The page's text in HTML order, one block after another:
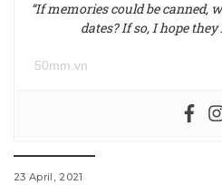
“If memories could be canned,
dates? If so, I hope
50mm.vn
23 April, 2021